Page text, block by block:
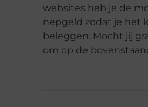
websites heb je de
nepgeld zodat je het
beleggen. Mocht jij
om op de